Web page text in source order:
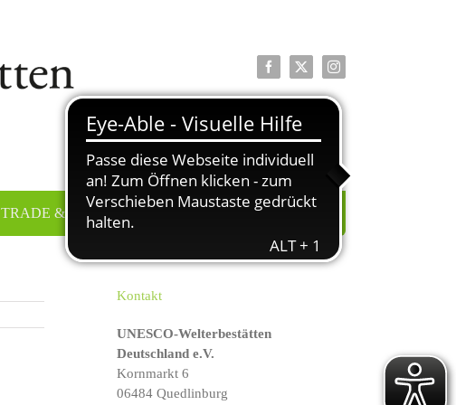
Facebook
X Instagram
TRADE & PRESSE
Kontakt
UNESCO-Welterbestätten
Deutschland e.V.
Kornmarkt 6
06484 Quedlinburg